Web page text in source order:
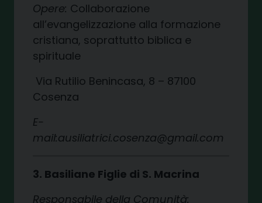
Opere: Collaborazione
all’evangelizzazione alla formazione
cristiana, soprattutto biblica e
spirituale
Via Rutilio Benincasa, 8 – 87100
Cosenza
E-
mail:ausiliatrici.cosenza@gmail.com
3. Basiliane Figlie di S. Macrina
Responsabile della Comunità: